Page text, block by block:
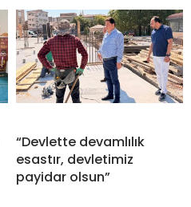
“Devlette devamlılık
esastır, devletimiz
payidar olsun”